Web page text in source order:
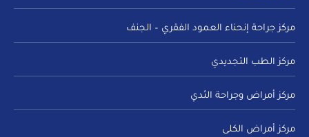
مركز جراحة إنحناء العمود الفقري – الجنف
مركز الطب التجديدي
مركز أمراض وجراحة الثدي
مركز أمراض الكلى